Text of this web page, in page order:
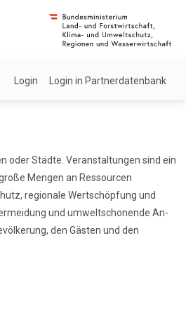
Login Login in Partnerdatenbank
oder Städte. Veranstaltungen sind ein
Mengen an Ressourcen
regionale Wertschöpfung und
und umweltschonende An-
den Gästen und den